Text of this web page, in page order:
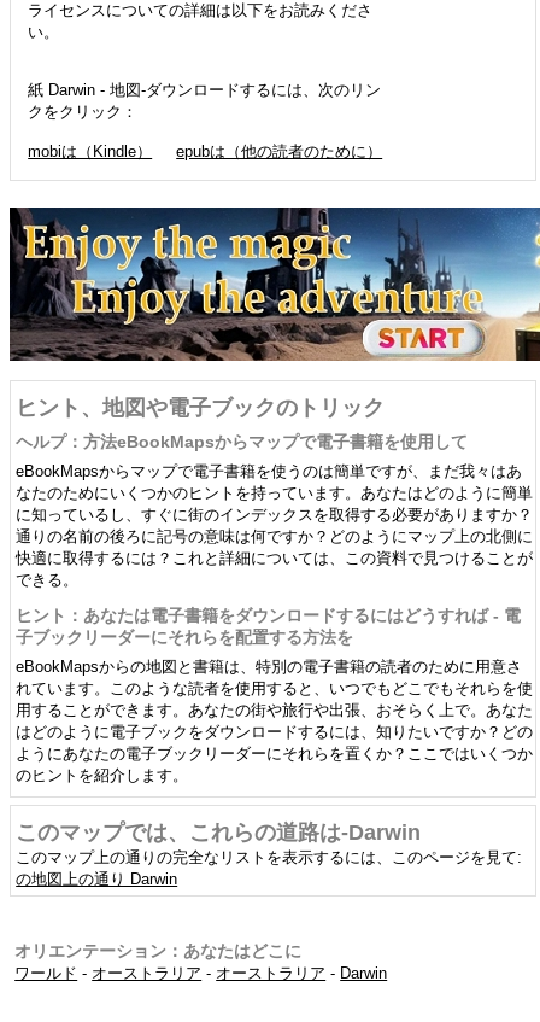
ライセンスについての詳細は以下をお読みくださ
い。
紙 Darwin - 地図-ダウンロードするには、次のリン
クをクリック：
mobiは（Kindle） epubは（他の読者のために）
ヒント、地図や電子ブックのトリック
ヘルプ：方法eBookMapsからマップで電子書籍を使用して
eBookMapsからマップで電子書籍を使うのは簡単ですが、まだ我々はあ
なたのためにいくつかのヒントを持っています。あなたはどのように簡単
に知っているし、すぐに街のインデックスを取得する必要がありますか？
通りの名前の後ろに記号の意味は何ですか？どのようにマップ上の北側に
快適に取得するには？これと詳細については、この資料で見つけることが
できる。
ヒント：あなたは電子書籍をダウンロードするにはどうすれば - 電
子ブックリーダーにそれらを配置する方法を
eBookMapsからの地図と書籍は、特別の電子書籍の読者のために用意さ
れています。このような読者を使用すると、いつでもどこでもそれらを使
用することができます。あなたの街や旅行や出張、おそらく上で。あなた
はどのように電子ブックをダウンロードするには、知りたいですか？どの
ようにあなたの電子ブックリーダーにそれらを置くか？ここではいくつか
のヒントを紹介します。
このマップでは、これらの道路は-Darwin
このマップ上の通りの完全なリストを表示するには、このページを見て:
の地図上の通り Darwin
オリエンテーション：あなたはどこに
ワールド - オーストラリア - オーストラリア - Darwin